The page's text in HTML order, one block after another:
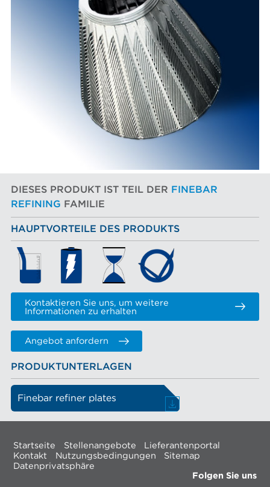
DIESES PRODUKT IST TEIL DER FINEBAR
REFINING FAMILIE
HAUPTVORTEILE DES PRODUKTS
Kontaktieren Sie uns, um weitere
Informationen zu erhalten
Angebot anfordern
PRODUKTUNTERLAGEN
Finebar refiner plates
Startseite Stellenangebote
Lieferantenportal
Kontakt
Nutzungsbedingungen
Sitemap
Datenprivatsphäre
Folgen Sie uns